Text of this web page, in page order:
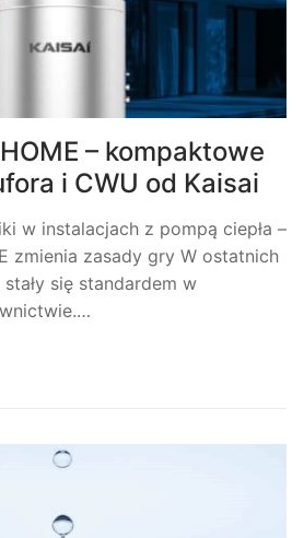
– kompaktowe
i CWU od Kaisai
w instalacjach z pompą ciepła –
zmienia zasady gry W ostatnich
się standardem w